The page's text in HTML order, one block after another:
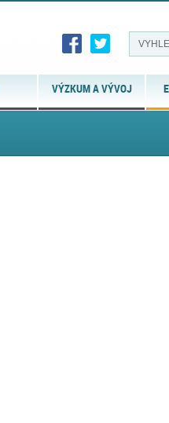
VÝZKUM A VÝVOJ